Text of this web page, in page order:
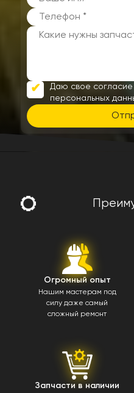
Даю свое
персональных
Огромный опыт
Нашим мастерам под
силу даже самый
сложный ремонт
Запчасти в наличии